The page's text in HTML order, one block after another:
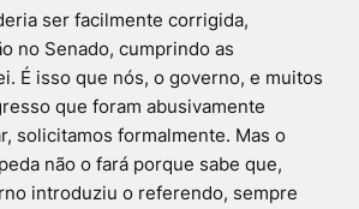
ser facilmente corrigida,
no Senado, cumprindo as
É isso que nós, o governo, e muitos
que foram abusivamente
solicitamos formalmente. Mas o
não o fará porque sabe que,
introduziu o referendo, sempre